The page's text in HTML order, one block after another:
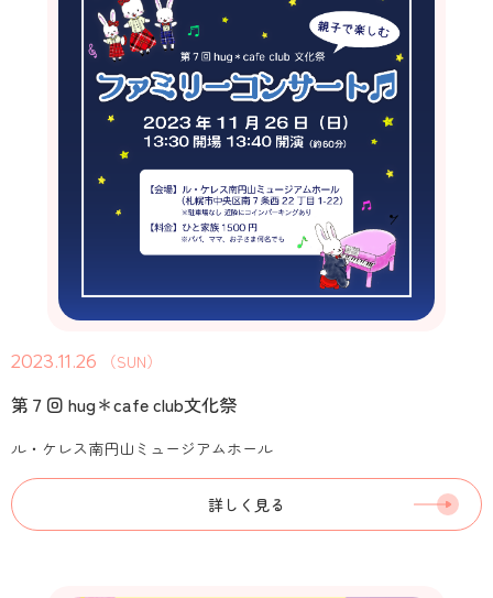
2023.11.26 （SUN）
第７回 hug＊cafe club文化祭
ル・ケレス南円山ミュージアムホール
詳しく見る